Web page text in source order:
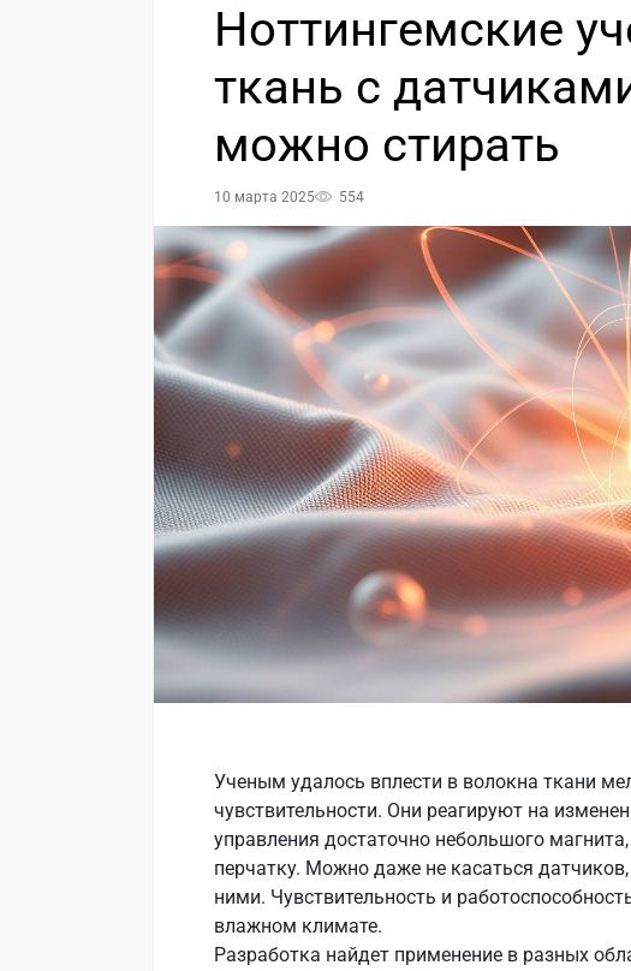
Ноттингемские
ткань с
можно стирать
10 марта 2025 554
Ученым удалось вплести в волокна ткани
чувствительности. Они реагируют на
управления достаточно небольшого
перчатку. Можно даже не касаться
ними. Чувствительность и
влажном климате.
Разработка найдет применение в разных